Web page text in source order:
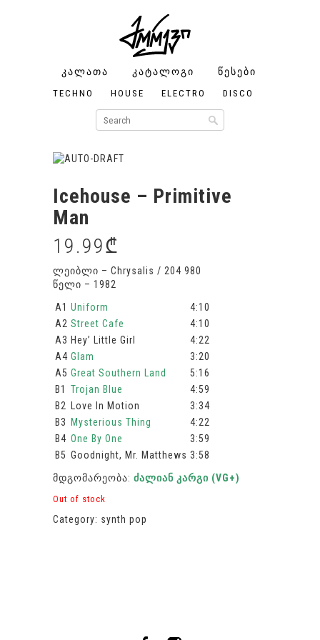
ᲙᲐᲚᲐᲗᲐ ᲙᲐᲢᲐᲚᲝᲒᲘ
TECHNO HOUSE ELECTRO DISCO
ᲬᲔᲡᲔᲑᲘ
Icehouse – Primitive
Man
19.99₾
ლეიბლი – Chrysalis / 204 980
წელი – 1982
A1 Uniform
4:10
A2 Street Cafe
4:10
A3 Hey’ Little Girl
4:22
A4 Glam
3:20
A5 Great Southern Land
5:16
B1
Trojan Blue
4:59
B2
Love In Motion
3:34
B3
Mysterious Thing
4:22
B4 One By One
3:59
B5 Goodnight, Mr. Matthews 3:58
მდგომარეობა: ძალიან კარგი (VG+)
Out of stock
Category: synth pop